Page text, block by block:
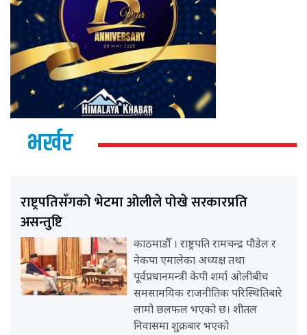
भर्खर
राष्ट्रपतिसँगको भेटमा ओलीले पोखे सरकारप्रति
असन्तुष्टि
काठमाडौँ । राष्ट्रपति रामचन्द्र पौडेल र
नेकपा एमालेका अध्यक्ष तथा
पूर्वप्रधानमन्त्री केपी शर्मा ओलीबीच
समसामयिक राजनीतिक परिस्थितिबारे
लामो छलफल भएको छ। शीतल
निवासमा शुक्रबार भएको